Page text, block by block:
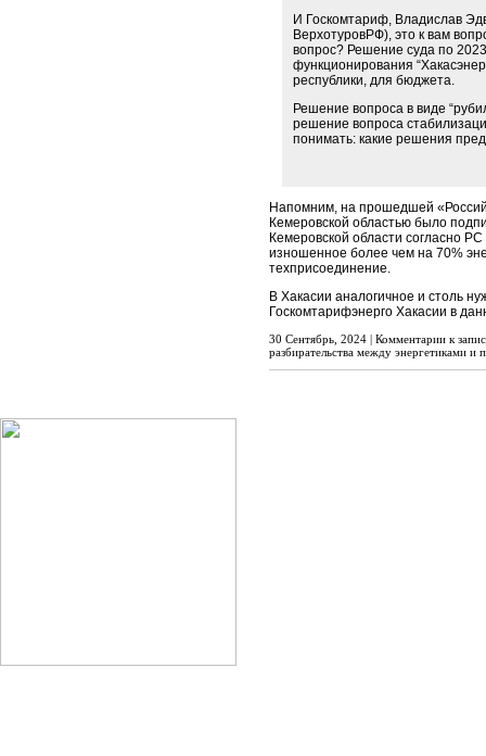
И Госкомтариф, Владислав
ВерхотуровРФ), это к вам
вопрос? Решение суда по
функционирования
республики, для бюджета.
Решение вопроса в виде
решение вопроса
понимать: какие решения
Напомним, на прошедшей
Кемеровской областью было
Кемеровской области согласно
изношенное более чем на 70%
техприсоединение.
В Хакасии аналогичное и столь
Госкомтарифэнерго Хакасии в
30 Сентябрь, 2024 | Комментарии к
разбирательства между энергетиками и